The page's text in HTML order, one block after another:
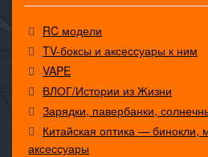
RC модели
TV-боксы и аксессуары к ним
VAPE
ВЛОГ/Истории из Жизни
Зарядки, павербанки,
Китайская оптика — бинокли,
аксессуары